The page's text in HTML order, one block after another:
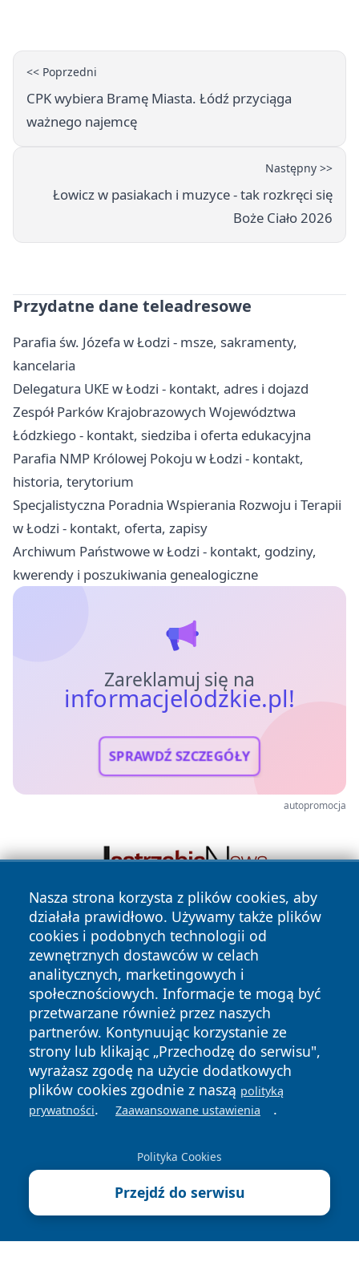
<< Poprzedni
CPK wybiera Bramę Miasta. Łódź przyciąga
ważnego najemcę
Następny >>
Łowicz w pasiakach i muzyce - tak rozkręci się
Boże Ciało 2026
Przydatne dane teleadresowe
Parafia św. Józefa w Łodzi - msze, sakramenty,
kancelaria
Delegatura UKE w Łodzi - kontakt, adres i dojazd
Zespół Parków Krajobrazowych Województwa
Łódzkiego - kontakt, siedziba i oferta edukacyjna
Parafia NMP Królowej Pokoju w Łodzi - kontakt,
historia, terytorium
Specjalistyczna Poradnia Wspierania Rozwoju i Terapii
w Łodzi - kontakt, oferta, zapisy
Archiwum Państwowe w Łodzi - kontakt, godziny,
kwerendy i poszukiwania genealogiczne
Zareklamuj się na
informacjelodzkie.pl!
SPRAWDŹ SZCZEGÓŁY
autopromocja
Nasza strona korzysta z plików cookies, aby
działała prawidłowo. Używamy także plików
cookies i podobnych technologii od
zewnętrznych dostawców w celach
analitycznych, marketingowych i
społecznościowych. Informacje te mogą być
przetwarzane również przez naszych
partnerów. Kontynuując korzystanie ze
strony lub klikając „Przechodzę do serwisu",
wyrażasz zgodę na użycie dodatkowych
plików cookies zgodnie z naszą polityką
prywatności. Zaawansowane ustawienia .
Polityka Cookies
Przejdź do serwisu
Copyright © 2026 informacjelodzkie.pl Wszystkie prawa
zastrzeżone.
News Autorzy
Polityka
Prywatności
Polityka
Cookies